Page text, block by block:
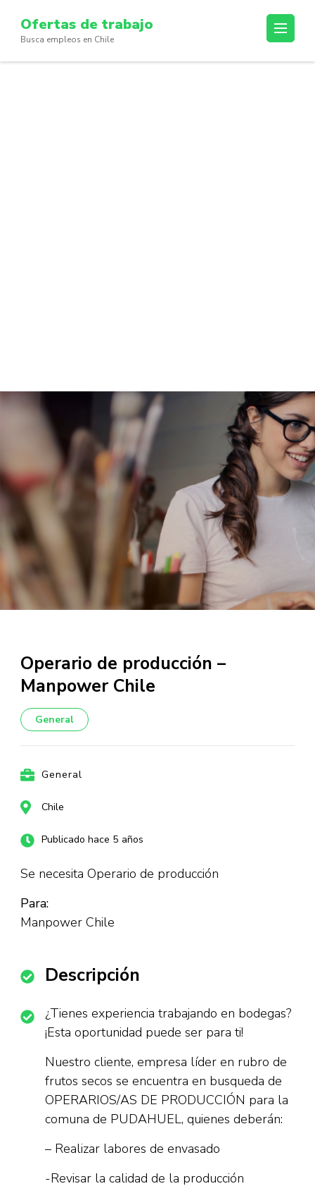
content
(Press
Ofertas de trabajo
Busca empleos en Chile
Operario de producción –
Manpower Chile
General
General
Chile
Publicado hace 5 años
Se necesita Operario de producción
Para:
Manpower Chile
Descripción
¿Tienes experiencia trabajando en bodegas?
¡Esta oportunidad puede ser para ti!
Nuestro cliente, empresa líder en rubro de
frutos secos se encuentra en busqueda de
OPERARIOS/AS DE PRODUCCIÓN para la
comuna de PUDAHUEL, quienes deberán:
– Realizar labores de envasado
-Revisar la calidad de la producción